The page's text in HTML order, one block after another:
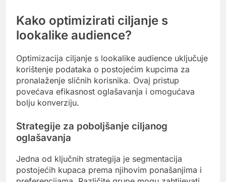
Kako optimizirati ciljanje s
lookalike audience?
Optimizacija ciljanje s lookalike audience uključuje
korištenje podataka o postojećim kupcima za
pronalaženje sličnih korisnika. Ovaj pristup
povećava efikasnost oglašavanja i omogućava
bolju konverziju.
Strategije za poboljšanje ciljanog
oglašavanja
Jedna od ključnih strategija je segmentacija
postojećih kupaca prema njihovim ponašanjima i